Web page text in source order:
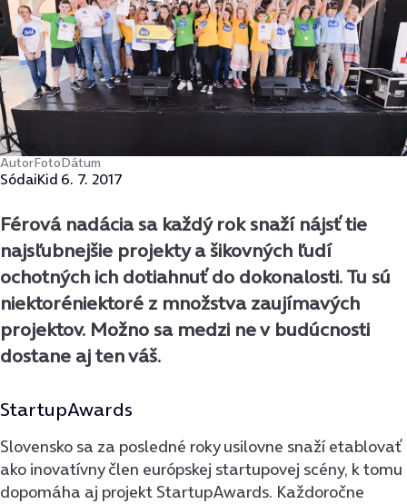
Autor
Sóda
Foto
iKid
Dátum
6. 7. 2017
Férová nadácia sa každý rok snaží nájsť tie
najsľubnejšie projekty a šikovných ľudí
ochotných ich dotiahnuť do dokonalosti. Tu sú
niektoréniektoré z množstva zaujímavých
projektov. Možno sa medzi ne v budúcnosti
dostane aj ten váš.
StartupAwards
Slovensko sa za posledné roky usilovne snaží etablovať
ako inovatívny člen európskej startupovej scény, k tomu
dopomáha aj projekt StartupAwards. Každoročne